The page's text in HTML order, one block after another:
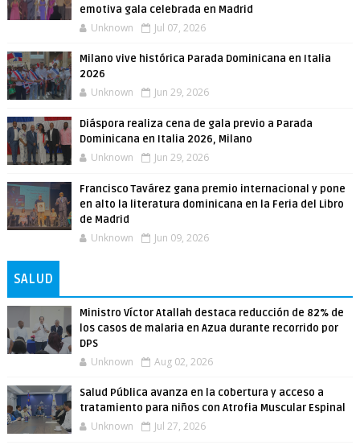
emotiva gala celebrada en Madrid
Unknown Jul 07, 2026
Milano vive histórica Parada Dominicana en Italia
2026
Unknown Jun 29, 2026
Diáspora realiza cena de gala previo a Parada
Dominicana en Italia 2026, Milano
Unknown Jun 29, 2026
Francisco Tavárez gana premio internacional y pone
en alto la literatura dominicana en la Feria del Libro
de Madrid
Unknown Jun 09, 2026
SALUD
Ministro Víctor Atallah destaca reducción de 82% de
los casos de malaria en Azua durante recorrido por
DPS
Unknown Aug 02, 2026
Salud Pública avanza en la cobertura y acceso a
tratamiento para niños con Atrofia Muscular Espinal
Unknown Jul 27, 2026